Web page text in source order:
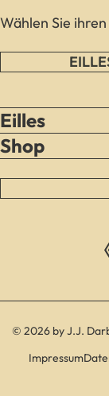
Wählen Sie
Eilles
Shop
© 2026 by J.J.
Impressum